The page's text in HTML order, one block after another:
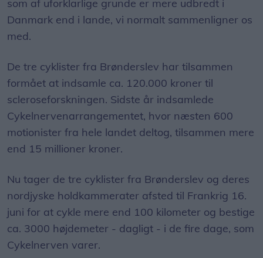
som af uforklarlige grunde er mere udbredt i
Danmark end i lande, vi normalt sammenligner os
med.
De tre cyklister fra Brønderslev har tilsammen
formået at indsamle ca. 120.000 kroner til
scleroseforskningen. Sidste år indsamlede
Cykelnervenarrangementet, hvor næsten 600
motionister fra hele landet deltog, tilsammen mere
end 15 millioner kroner.
Nu tager de tre cyklister fra Brønderslev og deres
nordjyske holdkammerater afsted til Frankrig 16.
juni for at cykle mere end 100 kilometer og bestige
ca. 3000 højdemeter - dagligt - i de fire dage, som
Cykelnerven varer.